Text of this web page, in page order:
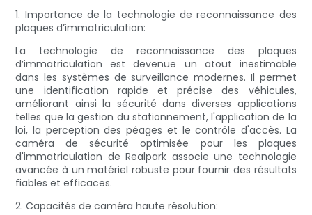
1. Importance de la technologie de reconnaissance des
plaques d’immatriculation:
La technologie de reconnaissance des plaques
d’immatriculation est devenue un atout inestimable
dans les systèmes de surveillance modernes. Il permet
une identification rapide et précise des véhicules,
améliorant ainsi la sécurité dans diverses applications
telles que la gestion du stationnement, l'application de la
loi, la perception des péages et le contrôle d'accès. La
caméra de sécurité optimisée pour les plaques
d'immatriculation de Realpark associe une technologie
avancée à un matériel robuste pour fournir des résultats
fiables et efficaces.
2. Capacités de caméra haute résolution: